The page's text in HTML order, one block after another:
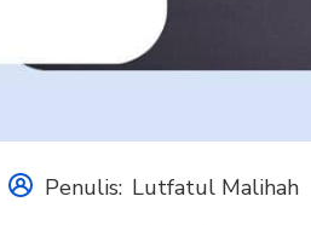
Penulis: Lutfatul Malihah